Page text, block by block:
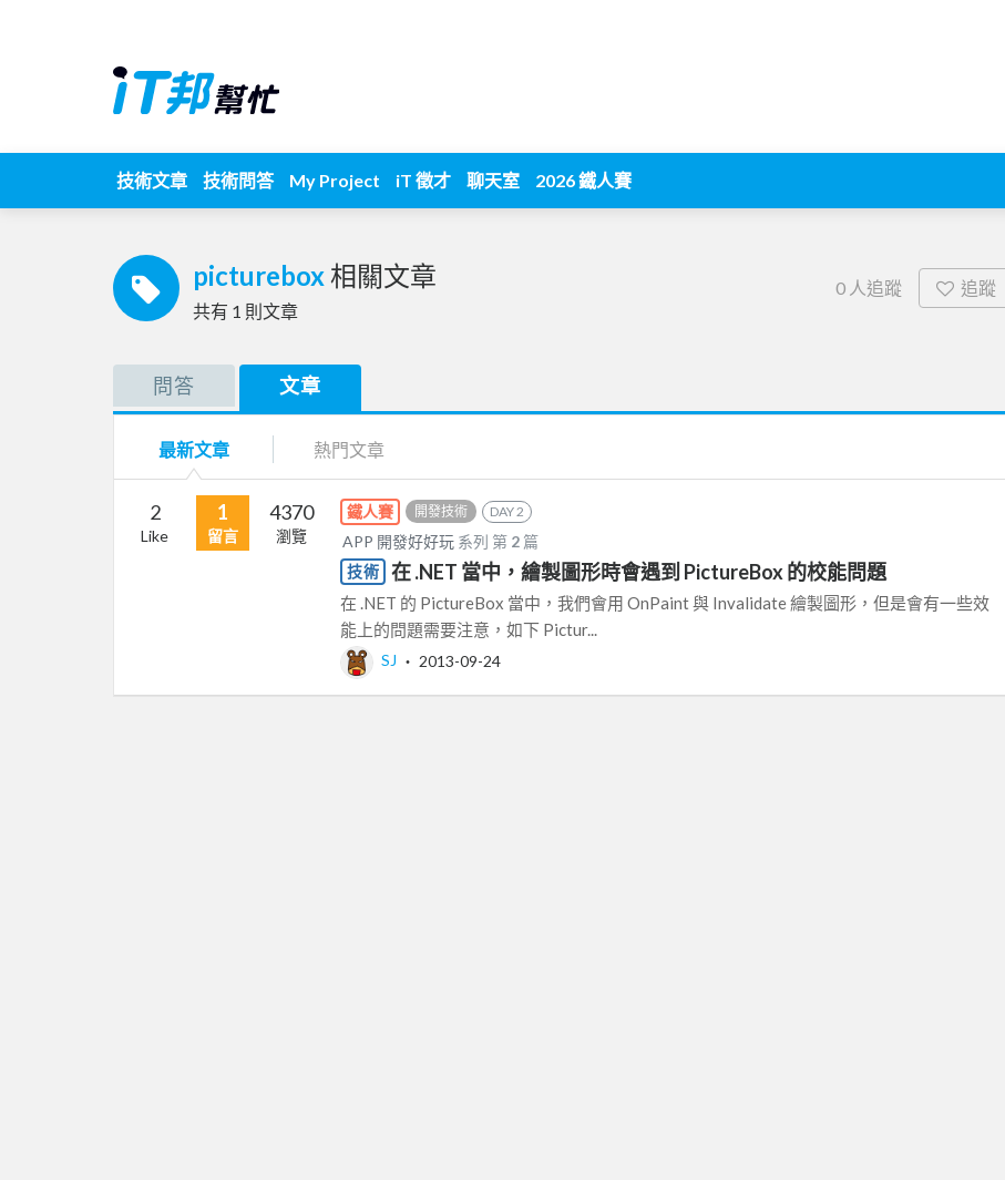
技術文章 技術問答 My Project iT 徵才 聊天室 2026 鐵人賽
picturebox 相關文章
共有 1 則文章
0 人追蹤 追蹤
問答 文章
最新文章 熱門文章
2
Like
1
留言
4370
瀏覽
鐵人賽 開發技術 DAY 2
APP 開發好好玩 系列 第 2 篇
技術
在 .NET 當中，繪製圖形時會遇到 PictureBox 的校能問題
在 .NET 的 PictureBox 當中，我們會用 OnPaint 與 Invalidate 繪製圖形，但是會有一些效
能上的問題需要注意，如下 Pictur...
SJ ‧ 2013-09-24